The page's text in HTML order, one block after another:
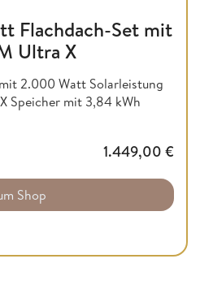
Flachdach-Set mit
Ultra X
2.000 Watt Solarleistung
Speicher mit 3,84 kWh
1.449,00 €
Shop